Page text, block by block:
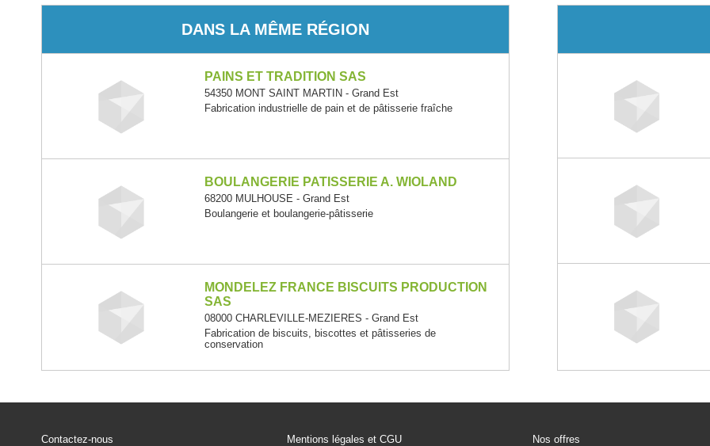
DANS LA MÊME RÉGION
PAINS ET TRADITION SAS
54350 MONT SAINT MARTIN - Grand Est
Fabrication industrielle de pain et de pâtisserie fraîche
BOULANGERIE PATISSERIE A. WIOLAND
68200 MULHOUSE - Grand Est
Boulangerie et boulangerie-pâtisserie
MONDELEZ FRANCE BISCUITS PRODUCTION
SAS
08000 CHARLEVILLE-MEZIERES - Grand Est
Fabrication de biscuits, biscottes et pâtisseries de
conservation
Contactez-nous Mentions légales et CGU Nos offres